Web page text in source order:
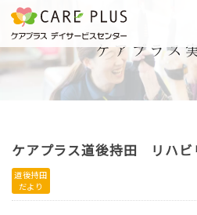
こんな方に
おすすめ
一日体験
ケアプラス道後持田 リハ
道後持田
だより